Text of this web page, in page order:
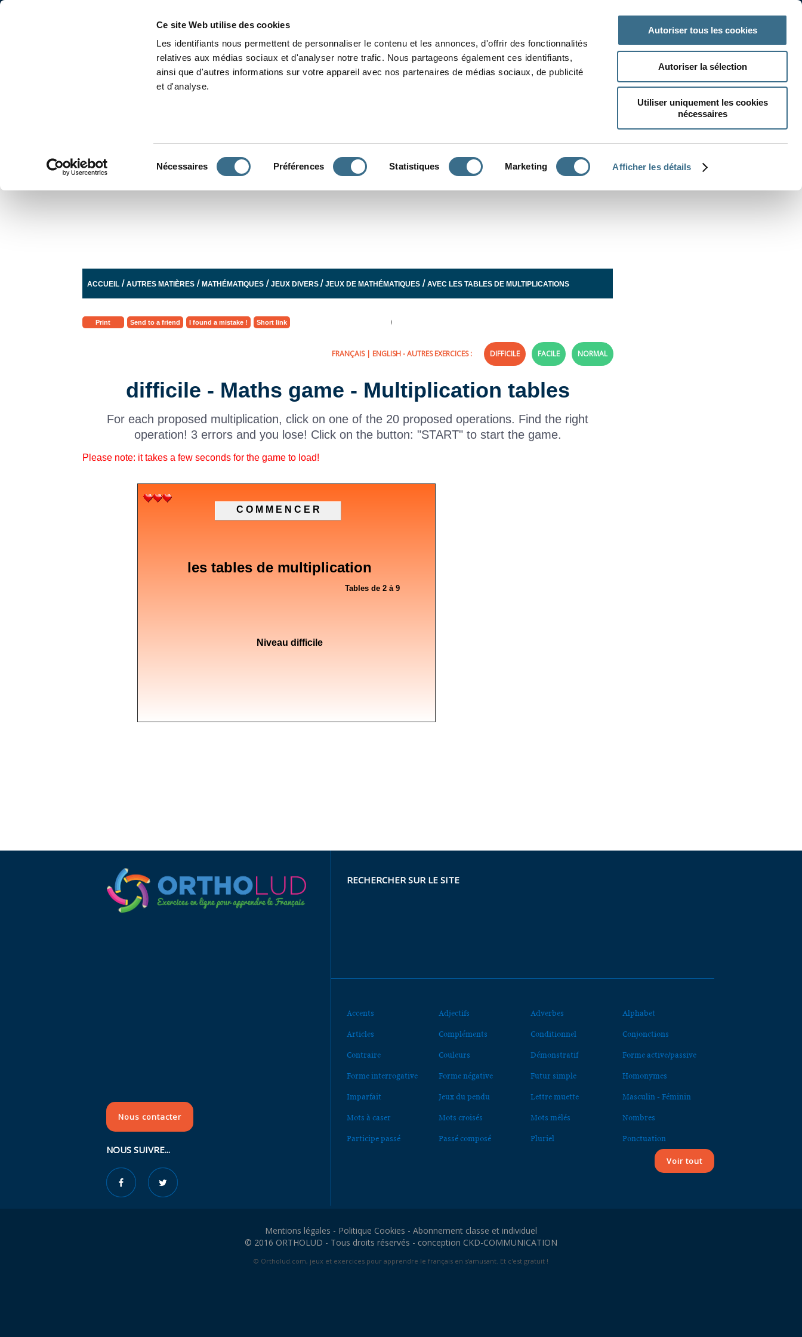
Ce site Web utilise des cookies
Les identifiants nous permettent de personnaliser le contenu et les annonces, d'offrir des fonctionnalités
relatives aux médias sociaux et d'analyser notre trafic. Nous partageons également ces identifiants,
ainsi que d'autres informations sur votre appareil avec nos partenaires de médias sociaux, de publicité
et d'analyse.
Nécessaires Préférences Statistiques Marketing Afficher les détails
Autoriser tous les cookies
Autoriser la sélection
Utiliser uniquement les cookies
nécessaires
ACCUEIL /AUTRES MATIÈRES /MATHÉMATIQUES /JEUX DIVERS/JEUX DE MATHÉMATIQUES /AVEC LES TABLES DE MULTIPLICATIONS
Print Send to a friend I found a mistake ! Short link
FRANÇAIS| ENGLISH- AUTRES EXERCICES : DIFFICILE FACILE NORMAL
difficile - Maths game - Multiplication tables
For each proposed multiplication, click on one of the 20 proposed operations. Find the right
operation! 3 errors and you lose! Click on the button: "START" to start the game.
Please note: it takes a few seconds for the game to load!
Nous contacter
NOUS SUIVRE...
RECHERCHER SUR LE SITE
Accents Adjectifs Adverbes Alphabet
Articles Compléments Conditionnel Conjonctions
Contraire Couleurs Démonstratif Forme active/passive
Forme interrogative Forme négative Futur simple Homonymes
Imparfait Jeux du pendu Lettre muette Masculin - Féminin
Mots à caser Mots croisés Mots mêlés Nombres
Participe passé Passé composé Pluriel Ponctuation
Voir tout
Mentions légales - Politique Cookies - Abonnement classe et individuel
© 2016 ORTHOLUD - Tous droits réservés - conception CKD-COMMUNICATION
© Ortholud.com, jeux et exercices pour apprendre le français en s'amusant. Et c'est gratuit !